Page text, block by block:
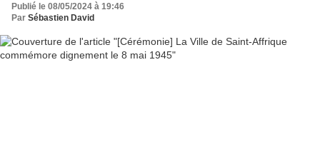
Publié le 08/05/2024 à 19:46
Par Sébastien David